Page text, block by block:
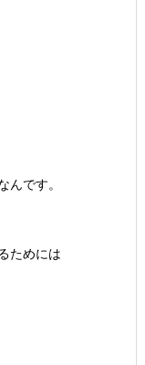
んです。
ためには